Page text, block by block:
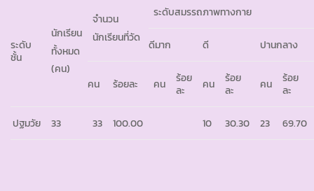
ระดับ
ชั้น
นักเรียน
ทั้งหมด
(คน)
จำนวน
นักเรียนที่วัด
ระดับสมรรถภาพทางกาย
ดีมาก ดี ปานกลาง
คน ร้อยละ คน
ร้อย
ละ
คน
ร้อย
ละ
คน
ร้อย
ละ
ปฐมวัย 33 33 100.00 10 30.30 23 69.70